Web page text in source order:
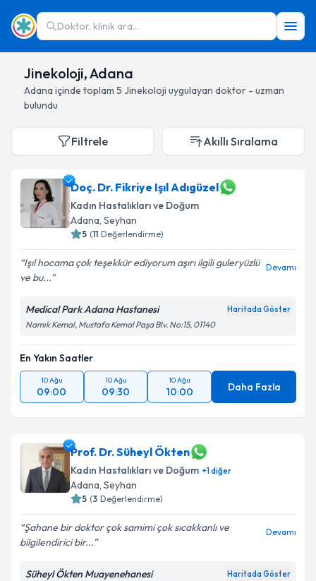
Doktor, klinik ara...
Jinekoloji, Adana
Adana içinde toplam 5 Jinekoloji uygulayan doktor - uzman
bulundu
Filtrele Akıllı Sıralama
Doç. Dr. Fikriye Işıl Adıgüzel
Kadın Hastalıkları ve Doğum
Adana, Seyhan
5 (11 Değerlendirme)
Işıl hocama çok teşekkür ediyorum aşırı ilgili guleryüzlü
ve bu...
Devamı
Medical Park Adana Hastanesi Haritada Göster
Namık Kemal, Mustafa Kemal Paşa Blv. No:15, 01140
En Yakın Saatler
10 Ağu
09:00
10 Ağu
09:30
10 Ağu
10:00 Daha Fazla
Prof. Dr. Süheyl Ökten
Kadın Hastalıkları ve Doğum +1diğer
Adana, Seyhan
5 (3 Değerlendirme)
Şahane bir doktor çok samimi çok sıcakkanlı ve
bilgilendirici bir...
Devamı
Süheyl Ökten Muayenehanesi Haritada Göster